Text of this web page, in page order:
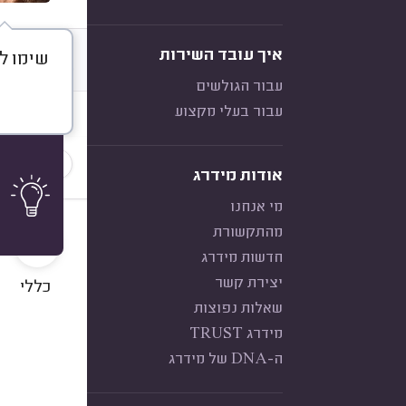
איך עובד השירות
עבור הגולשים
עבור בעלי מקצוע
אודות מידרג
מי אנחנו
מהתקשורת
חדשות מידרג
יצירת קשר
שאלות נפוצות
מידרג TRUST
ה-DNA של מידרג
שימו לב -מבצעת
דברו
8
כללי